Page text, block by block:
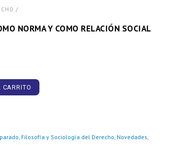
/
NORMA Y COMO RELACIÓN SOCIAL
Filosofía y Sociología del Derecho Novedades